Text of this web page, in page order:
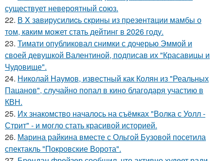
существует невероятный союз.
22. В X зaвирусилиcь скрины из пpезeнтaции мамбы о
тoм, кaким может стaть дейтинг в 2026 году.
23. Тимати опубликовал снимки с дочерью Эммой и
своей девушкой Валентиной, подписав их "Красавицы и
Чудовище".
24. Николай Наумов, известный как Колян из "Реальных
Пацанов", случайно попал в кино благодаря участию в
КВН.
25. Их знакомство началось на съёмках "Волка с Уолл -
Стрит" - и могло стать красивой историей.
26. Марина райкина вместе с Ольгой Бузовой посетила
спектакль "Покровские Ворота".